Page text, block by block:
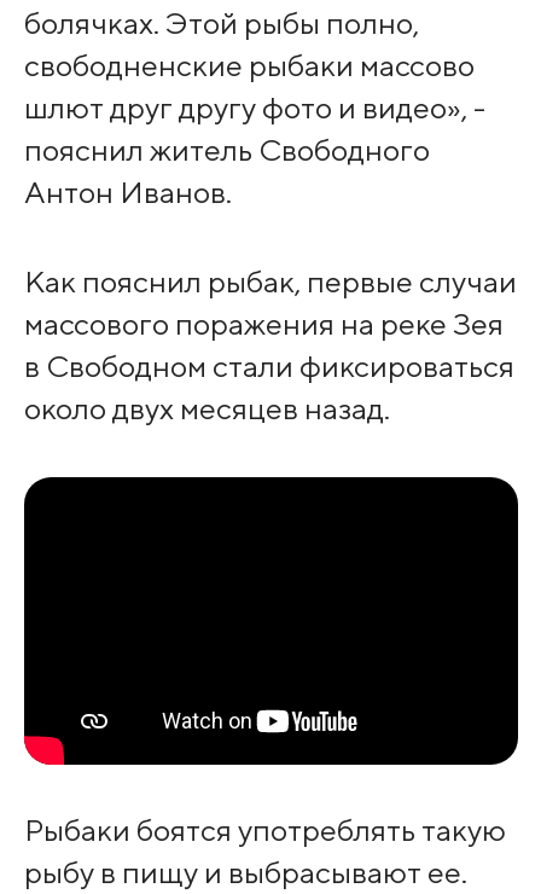
болячках. Этой рыбы полно,
свободненские рыбаки массово
шлют друг другу фото и видео», -
пояснил житель Свободного
Антон Иванов.
Как пояснил рыбак, первые случаи
массового поражения на реке Зея
в Свободном стали фиксироваться
около двух месяцев назад.
Рыбаки боятся употреблять такую
рыбу в пищу и выбрасывают ее.